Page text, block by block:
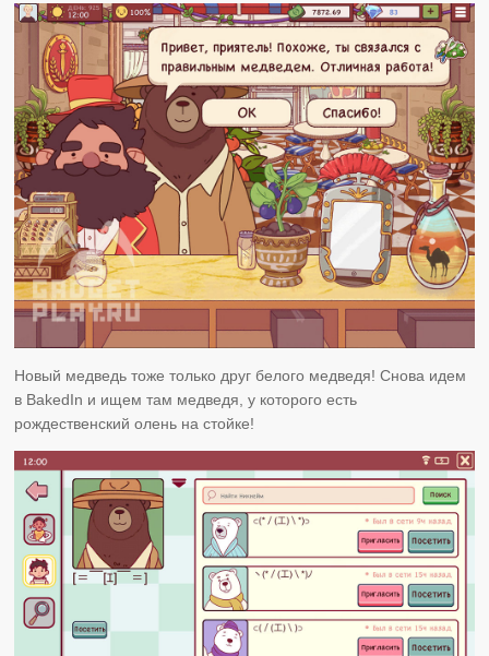
Новый медведь тоже только друг белого медведя! Снова идем
в BakedIn и ищем там медведя, у которого есть
рождественский олень на стойке!